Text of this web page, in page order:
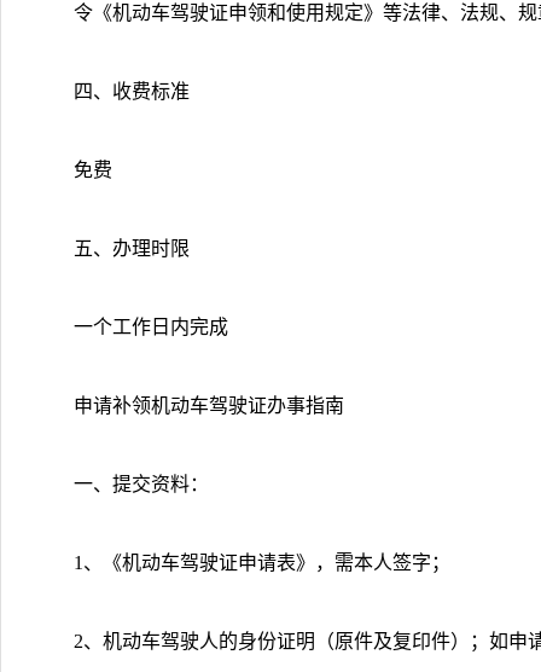
令《机动车驾驶证申领和使用规定》等法律、法规、规
四、收费标准
免费
五、办理时限
一个工作日内完成
申请补领机动车驾驶证办事指南
一、提交资料：
1、《机动车驾驶证申请表》，需本人签字；
2、机动车驾驶人的身份证明（原件及复印件）；如